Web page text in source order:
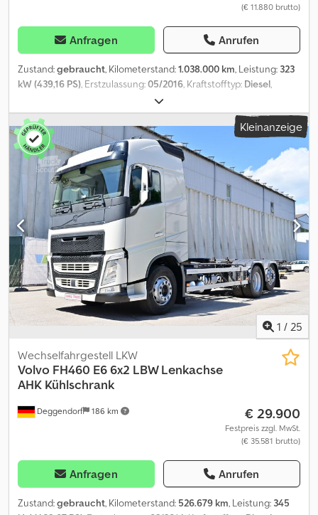
(€ 11.880 brutto)
Anfragen Anrufen
Zustand:gebraucht, Kilometerstand:1.038.000 km, Leistung: 323
kW (439,16 PS) , Erstzulassung:05/2016 , Kraftstofftyp: Diesel
, Gesamtgewicht:
315/70 R22,5, Achsen-Konfiguration:3 Achsen, Radstand:5.600
mm, Bremsen:VEB, Fahrerkabine:Schlafkabine, Getriebetyp:
Automatisch
, Emissionsklasse:Euro6, Federung:
Sitzplätze: 2, Vorderreifengröße: 315/70 R22,5, Hinterreifengröße:
315/70 R22,5, Anzahl der Betten:1, Ausstattung:ABS,
Bordcomputer, Differentialsperre, Klimaanlage, LKW-
Zulassung, Standheizung, Tempomat, Zentralverriegelung
Renault T430 BDF, VEB+ | Klima, Tempomat, Standheizung |
Spurhalteassistent, Abstandstempomat, | el. Fenster, el. Spiegel
beheizbar | Radio/CD, Teilledersitze, Leder-Multifunktionslenkrad,
| Feuerlöscher, | Reserveradhalter | Radstand: 5600mm | Reifen:
315/70R22,5 | Irrtum, Eingabefehler und Vorverkauf vorbehalten.
Dodpfozpx Uvex Amajwa
Kleinanzeige
1 / 25
Deggendorf 186 km
Wechselfahrgestell LKW
Volvo FH460 E6 6x2 LBW Lenkachse
AHK Kühlschrank
€ 29.900
Festpreis zzgl. MwSt.
(€ 35.581 brutto)
Anfragen Anrufen
Zustand:gebraucht, Kilometerstand: 526.679 km, Leistung: 345